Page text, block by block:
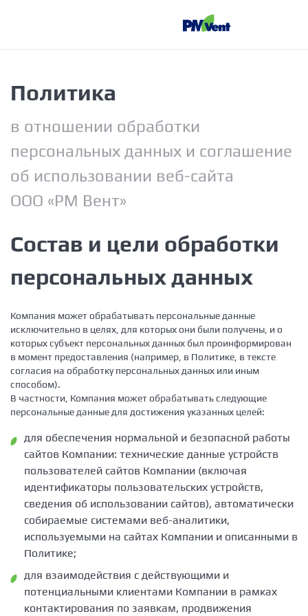
Политика
в отношении обработки
персональных данных и соглашение
об использовании веб-сайта
ООО «РМ Вент»
Состав и цели обработки
персональных данных
Компания может обрабатывать персональные данные
исключительно в целях, для которых они были получены, и о
которых субъект персональных данных был проинформирован
в момент предоставления (например, в Политике, в тексте
согласия на обработку персональных данных или иным
способом).
В частности, Компания может обрабатывать следующие
персональные данные для достижения указанных целей:
для обеспечения нормальной и безопасной работы
сайтов Компании: технические данные устройств
пользователей сайтов Компании (включая
идентификаторы пользовательских устройств,
сведения об использовании сайтов), автоматически
собираемые системами веб-аналитики,
используемыми на сайтах Компании и описанными в
Политике;
для взаимодействия с действующими и
потенциальными клиентами Компании в рамках
контактирования по заявкам, продвижения